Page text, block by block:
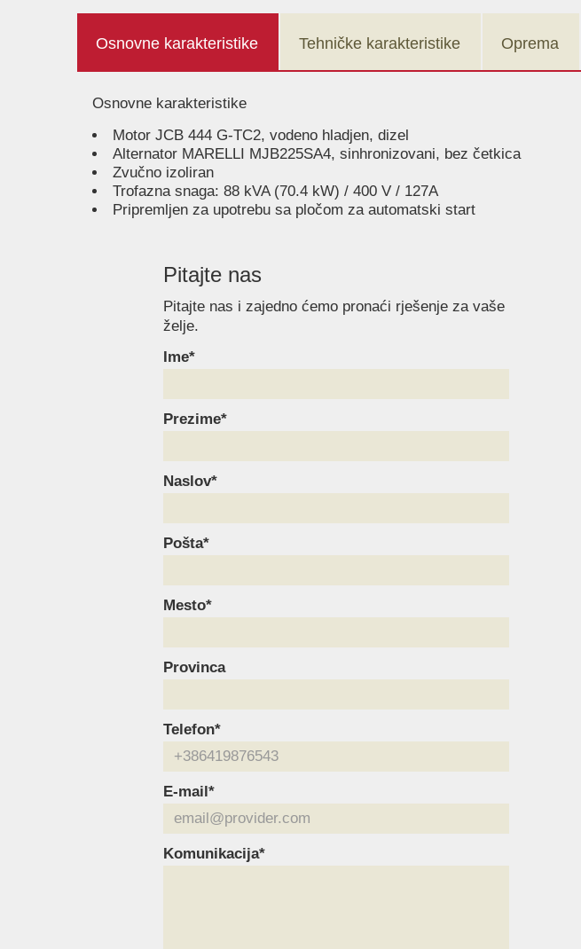
Osnovne karakteristike Tehničke karakteristike Oprema
Osnovne karakteristike
Motor JCB 444 G-TC2, vodeno hladjen, dizel
Alternator MARELLI MJB225SA4, sinhronizovani, bez četkica
Zvučno izoliran
Trofazna snaga: 88 kVA (70.4 kW) / 400 V / 127A
Pripremljen za upotrebu sa pločom za automatski start
Pitajte nas
Pitajte nas i zajedno ćemo pronaći rješenje za vaše
želje.
Ime*
Prezime*
Naslov*
Pošta*
Mesto*
Provinca
Telefon*
E-mail*
Komunikacija*